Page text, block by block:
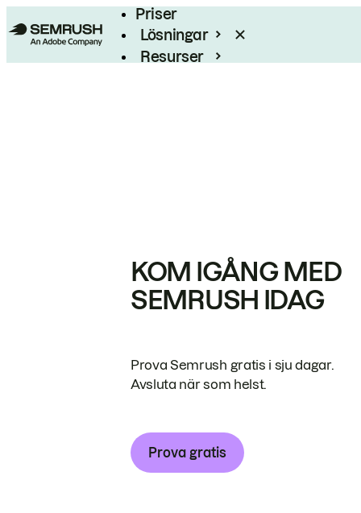
Priser
Lösningar
Resurser
KOM IGÅNG MED
SEMRUSH IDAG
Prova Semrush gratis i sju dagar.
Avsluta när som helst.
Prova gratis